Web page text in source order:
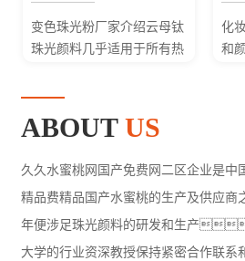
变色珠光粉厂家介绍云母钛
珠光颜料几乎适用于所有热
光泽和珠...
化
和
ABOUTUS
久久水蜜桃网国产免费网二区企业是中
精品费精品国产水蜜桃的生产及供应
年便涉足珠光颜料的研发和生产
大学的行业资深教授保持紧密合作联